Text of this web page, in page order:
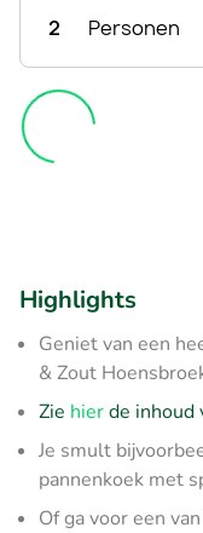
2 Personen
Highlights
Geniet van een
& Zout
Zie hierde inhoud
Je smult
pannenkoek met
Of ga voor een